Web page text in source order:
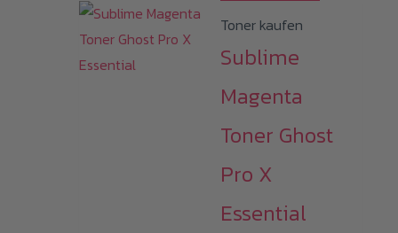
Toner kaufen
Sublime
Magenta
Toner Ghost
Pro X
Essential